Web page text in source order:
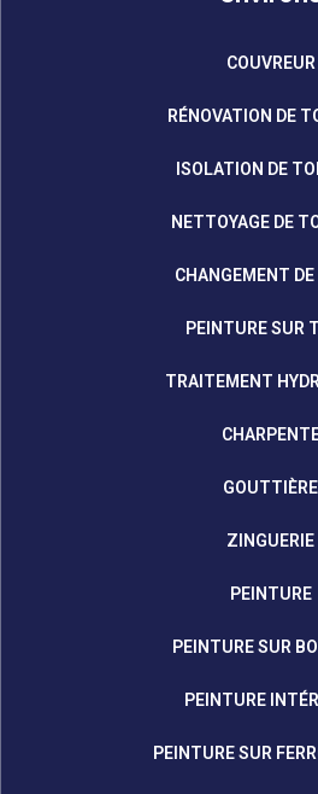
COUVREUR
RÉNOVATION DE
ISOLATION DE
NETTOYAGE DE
CHANGEMENT
PEINTURE SUR
TRAITEMENT
GOUTTIÈRE
ZINGUERIE
PEINTURE
PEINTURE SUR
PEINTURE
PEINTURE SUR